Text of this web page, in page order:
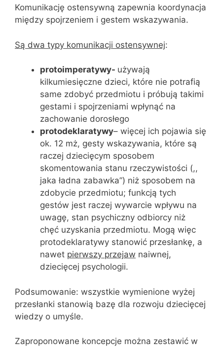
Komunikację ostensywną zapewnia koordynacja
między spojrzeniem i gestem wskazywania.
Są dwa typy komunikacji ostensywnej:
protoimperatywy- używają
kilkumiesięczne dzieci, które nie potrafią
same zdobyć przedmiotu i próbują takimi
gestami i spojrzeniami wpłynąć na
zachowanie dorosłego
protodeklaratywy– więcej ich pojawia się
ok. 12 mż, gesty wskazywania, które są
raczej dziecięcym sposobem
skomentowania stanu rzeczywistości (,,
jaka ładna zabawka”) niż sposobem na
zdobycie przedmiotu; funkcją tych
gestów jest raczej wywarcie wpływu na
uwagę, stan psychiczny odbiorcy niż
chęć uzyskania przedmiotu. Mogą więc
protodeklaratywy stanowić przesłankę, a
nawet pierwszy przejaw naiwnej,
dziecięcej psychologii.
Podsumowanie: wszystkie wymienione wyżej
przesłanki stanowią bazę dla rozwoju dziecięcej
wiedzy o umyśle.
Zaproponowane koncepcje można zestawić w